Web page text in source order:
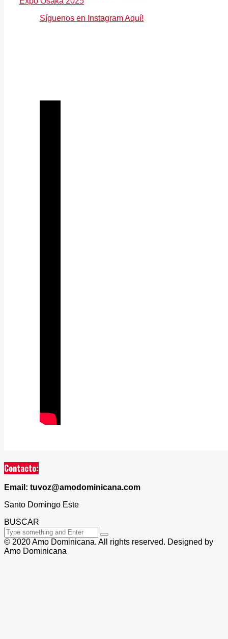
Síguenos en Instagram Aquí!
Contacto:
Email: tuvoz@amodominicana.com
Santo Domingo Este
BUSCAR
© 2020 Amo Dominicana. All rights reserved. Designed by
Amo Dominicana